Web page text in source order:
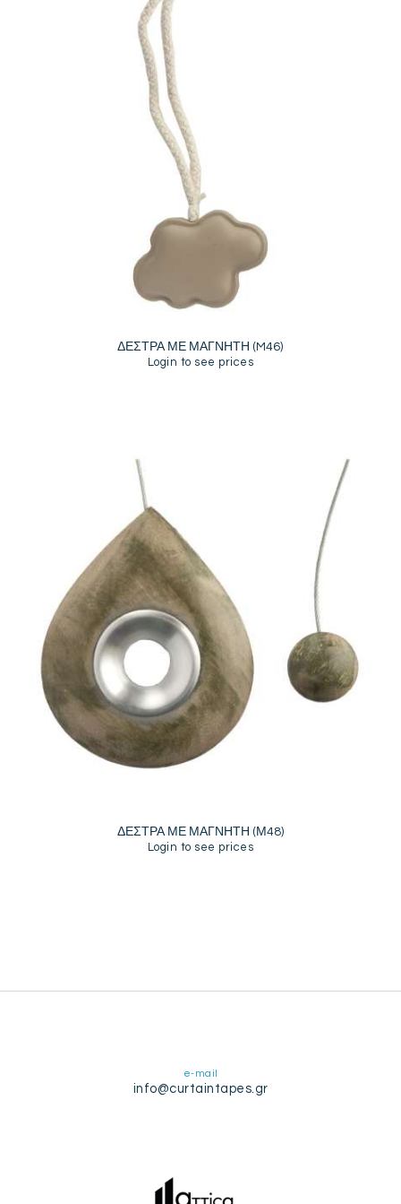
ΔΕΣΤΡΑ ΜΕ ΜΑΓΝΗΤΗ (M46)
Login to see prices
ΔΕΣΤΡΑ ΜΕ ΜΑΓΝΗΤΗ (Μ48)
Login to see prices
e-mail
info@curtaintapes.gr